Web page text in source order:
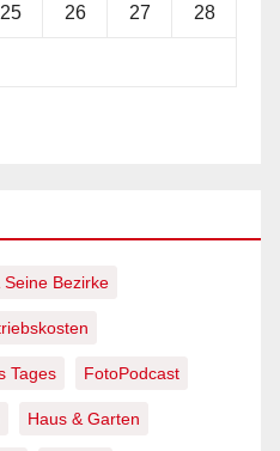
25 26 27 28
Seine Bezirke
Tages FotoPodcast
Haus & Garten